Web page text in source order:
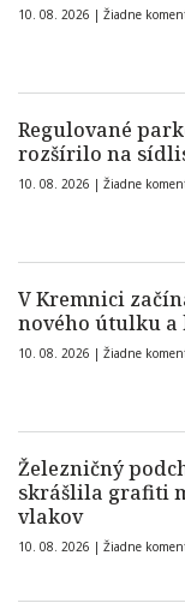
10. 08. 2026 | Žiadne
Regulované
rozšírilo na
10. 08. 2026 | Žiadne
V Kremnici
nového útulku a
10. 08. 2026 | Žiadne
Železničný
skrášlila grafiti
vlakov
10. 08. 2026 | Žiadne